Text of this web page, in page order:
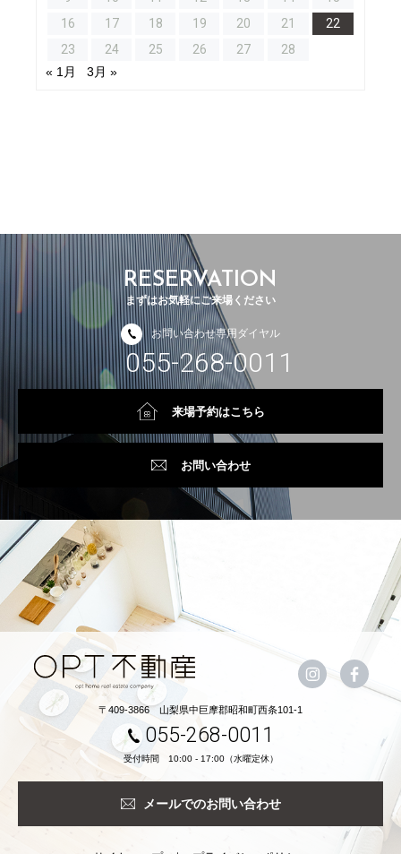
16
17 18 19 20 21
22
23
24 25 26 27
28
« 1月
3月 »
RESERVATION
まずはお気軽にご来場ください
お問い合わせ専用ダイヤル
055-268-0011
来場予約はこちら
お問い合わせ
〒409-3866 山梨県中巨摩郡昭和町西条101-1
055-268-0011
受付時間 10:00 - 17:00（水曜定休）
メールでのお問い合わせ